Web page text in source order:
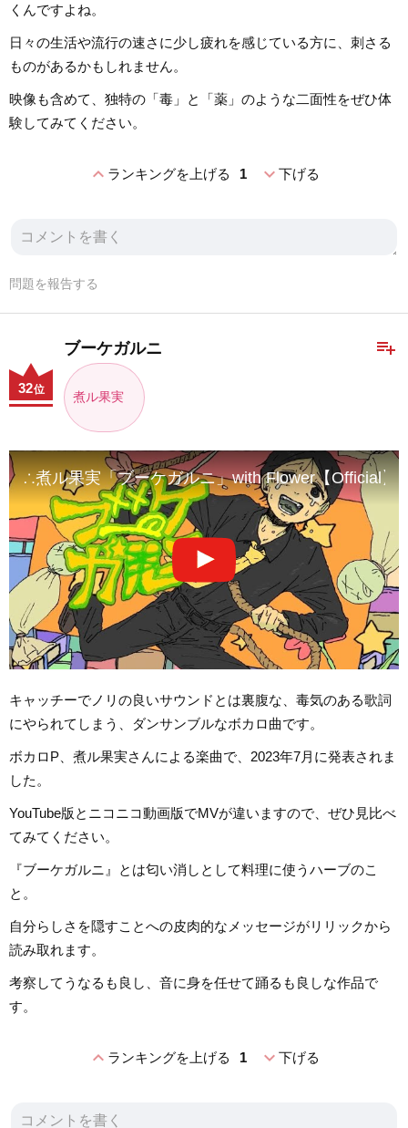
くんですよね。
日々の生活や流行の速さに少し疲れを感じている方に、刺さる
ものがあるかもしれません。
映像も含めて、独特の「毒」と「薬」のような二面性をぜひ体
験してみてください。
expand_lessランキングを上げる 1 expand_more下げる
問題を報告する
playlist_add
ブーケガルニ
煮ル果実
32位
∴煮ル果実「ブーケガルニ」with Flower【Official】
キャッチーでノリの良いサウンドとは裏腹な、毒気のある歌詞
にやられてしまう、ダンサンブルなボカロ曲です。
ボカロP、煮ル果実さんによる楽曲で、2023年7月に発表されま
した。
YouTube版とニコニコ動画版でMVが違いますので、ぜひ見比べ
てみてください。
『ブーケガルニ』とは匂い消しとして料理に使うハーブのこ
と。
自分らしさを隠すことへの皮肉的なメッセージがリリックから
読み取れます。
考察してうなるも良し、音に身を任せて踊るも良しな作品で
す。
expand_lessランキングを上げる 1 expand_more下げる